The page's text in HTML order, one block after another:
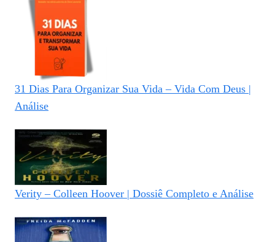
31 Dias Para Organizar Sua Vida – Vida Com Deus |
Análise
Verity – Colleen Hoover | Dossiê Completo e Análise